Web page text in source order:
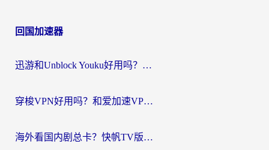
回国加速器
迅游和Unblock Youku好用吗？海外党亲测：3个维度教你选对回国加速器
穿梭VPN好用吗？和爱加速VPN对比哪个回国效果更好？海外党必看的实用指南
海外看国内剧总卡？快帆TV版VPN好用吗？和海牛VPN对比哪个回国效果更好？